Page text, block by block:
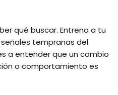
qué buscar. Entrena a tu
tempranas del
a entender que un cambio
o comportamiento es